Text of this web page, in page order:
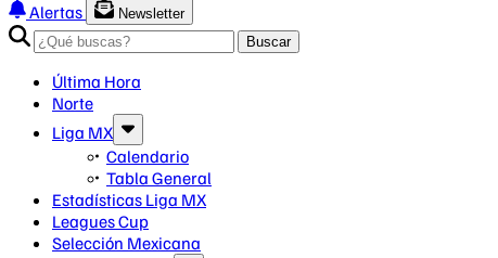
Alertas
Newsletter
Buscar
Última Hora
Norte
Liga MX
Calendario
Tabla General
Estadísticas Liga MX
Leagues Cup
Selección Mexicana